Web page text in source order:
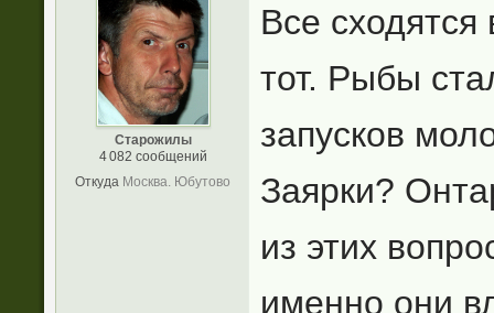
Старожилы
4 082 сообщений
Откуда Москва. Юбутово
Все
тот. Рыбы
запусков
Заярки?
из этих
именно они